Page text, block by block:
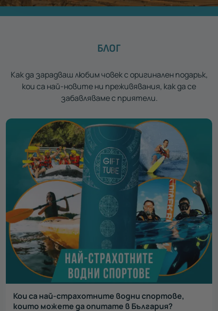
БЛОГ
Как да зарадваш любим човек с оригинален подарък,
кои са най-новите ни преживявания, как да се
забавляваме с приятели.
Кои са най-страхотните водни спортове,
които можете да опитате в България?